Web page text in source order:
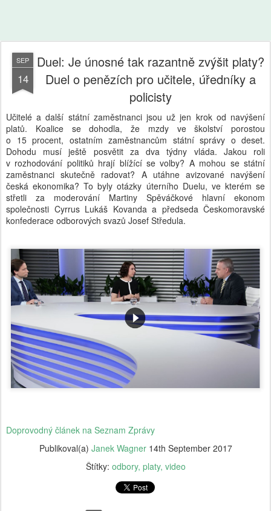
SEP
14
Duel: Je únosné tak razantně zvýšit platy?
Duel o penězích pro učitele, úředníky a
policisty
Učitelé a další státní zaměstnanci jsou už jen krok od navýšení
platů. Koalice se dohodla, že mzdy ve školství porostou
o 15 procent, ostatním zaměstnancům státní správy o deset.
Dohodu musí ještě posvětit za dva týdny vláda. Jakou roli
v rozhodování politiků hrají blížící se volby? A mohou se státní
zaměstnanci skutečně radovat? A utáhne avizované navýšení
česká ekonomika? To byly otázky úterního Duelu, ve kterém se
střetli za moderování Martiny Spěváčkové hlavní ekonom
společnosti Cyrrus Lukáš Kovanda a předseda Českomoravské
konfederace odborových svazů Josef Středula.
Doprovodný článek na Seznam Zprávy
Publikoval(a) Janek Wagner 14th September 2017
Štítky: odbory platy video